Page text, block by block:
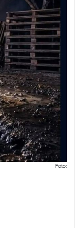
Foto: